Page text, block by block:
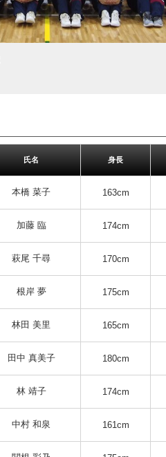
氏名 身長
本橋 菜子 163cm
加藤 臨 174cm
萩尾 千尋 170cm
根岸 夢 175cm
林田 美里 165cm
田中 真美子 180cm
林 靖子 174cm
中村 和泉 161cm